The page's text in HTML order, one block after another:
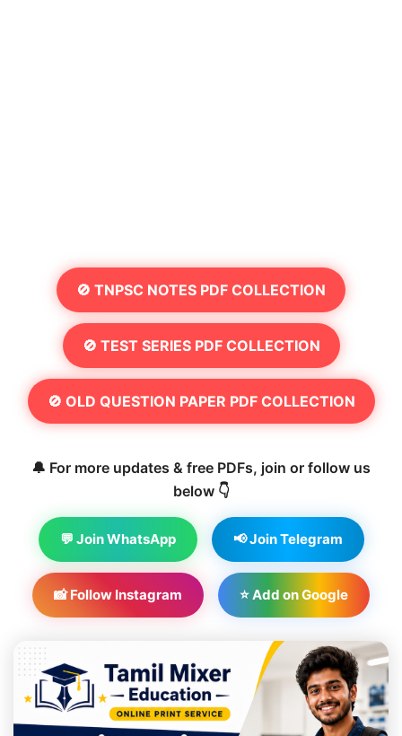
🚫 TNPSC NOTES PDF COLLECTION
🚫 TEST SERIES PDF COLLECTION
🚫 OLD QUESTION PAPER PDF COLLECTION
🔔 For more updates & free PDFs, join or follow us
below 👇
💬 Join WhatsApp 📢 Join Telegram
📸 Follow Instagram ⭐ Add on Google